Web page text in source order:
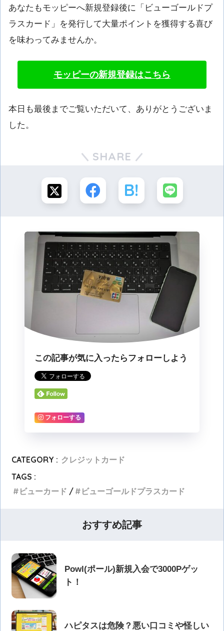
あなたもモッピーへ新規登録後に「ビューゴールドプ
ラスカード」を発行して大量ポイントを獲得する喜び
を味わってみませんか。
モッピーの新規登録はこちら
本日も最後までご覧いただいて、ありがとうございま
した。
SHARE
この記事が気に入ったらフォローしよう
フォローする
CATEGORY : クレジットカード
TAGS :
ビューカード
ビューゴールドプラスカード
おすすめ記事
Powl(ポール)新規入会で3000Pゲッ
ト！
ハピタスは危険？悪い口コミや怪しい